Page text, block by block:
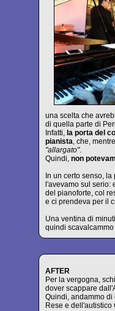
una scelta che
di quella parte di
Infatti, la porta del
pianista, che,
"allargato".
Quindi, non
In un certo senso,
l'avevamo sul serio:
del pianoforte, col
e ci prendeva per il
Una ventina di
quindi
AFTER
Per la vergogna,
dover scappare
Quindi, andammo di
Rese e dell'autistico